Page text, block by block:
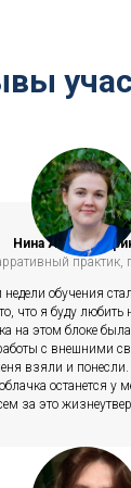
Нина
практик,
обучения
что я буду
на этом блоке
с внешними
взяли и
облачка останется
за это